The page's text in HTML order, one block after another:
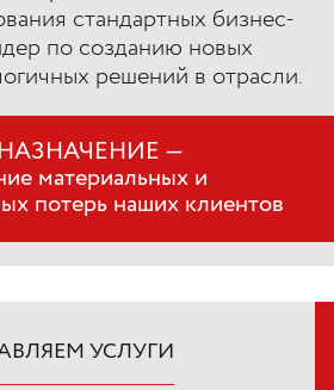
стандартных бизнес-
по созданию новых
решений в отрасли.
—
материальных и
потерь наших клиентов
УСЛУГИ